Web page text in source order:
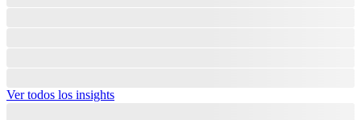
Ver todos los insights